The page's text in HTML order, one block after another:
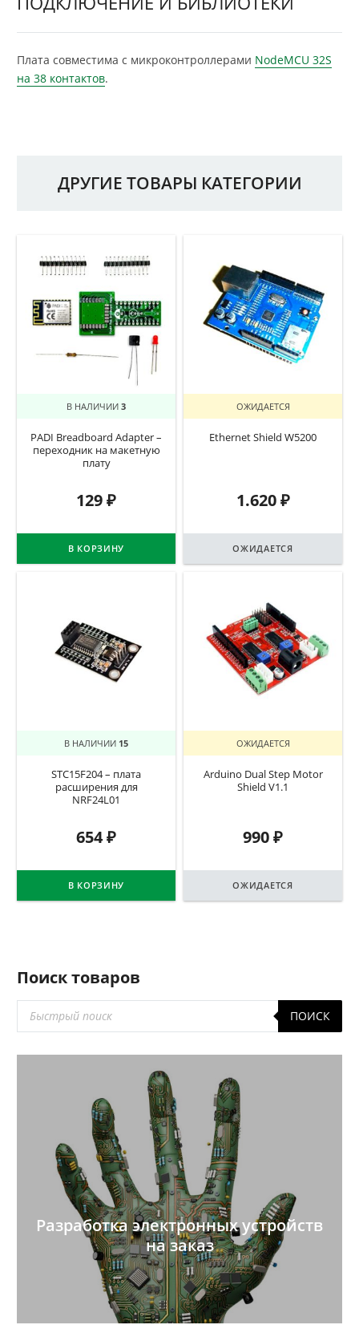
Плата совместима с микроконтроллерами NodeMCU 32S
на 38 контактов.
ДРУГИЕ ТОВАРЫ КАТЕГОРИИ
В НАЛИЧИИ 3
PADI Breadboard Adapter –
переходник на макетную
плату
129₽
В КОРЗИНУ
ОЖИДАЕТСЯ
Ethernet Shield W5200
1.620₽
ОЖИДАЕТСЯ
В НАЛИЧИИ 15
STC15F204 – плата
расширения для
NRF24L01
654₽
В КОРЗИНУ
ОЖИДАЕТСЯ
Arduino Dual Step Motor
Shield V1.1
990₽
ОЖИДАЕТСЯ
Поиск товаров
товаров
ПОИСК
Разработка электронных устройств
на заказ